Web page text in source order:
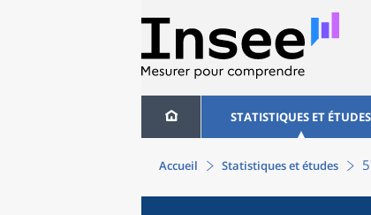
STATISTIQUES ET ÉTUDES
Accueil Statistiques et études